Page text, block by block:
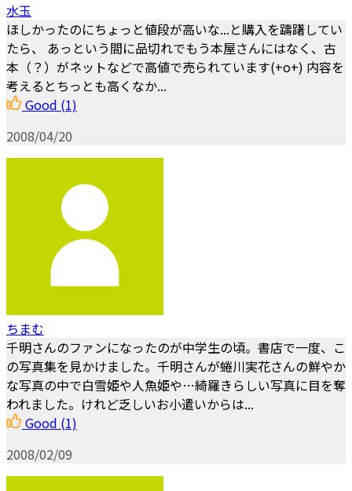
水玉
ほしかったのにちょっと値段が高いな...と購入を躊躇してい
たら、 あっという間に品切れでもう本屋さんにはなく、古
本（？）がネットなどで高値で売られています(+o+) 内容を
考えるとちっとも高くなか...
Good (1)
2008/04/20
ちまむ
千明さんのファンになったのが中学生の頃。書店で一度、こ
の写真集を見かけました。千明さんが蜷川実花さんの鮮やか
な写真の中で白雪姫や人魚姫や…綺羅きらしい写真に目を奪
われました。けれど乏しいお小遣いからは...
Good (1)
2008/02/09